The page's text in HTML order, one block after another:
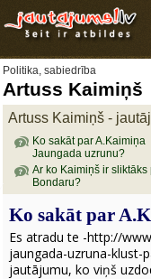
Politika, sabiedrība
Artuss Kaimiņš
Artuss Kaimiņš -
Ko sakāt par A.Kaimiņa
Jaungada uzrunu?
Ar ko Kaimiņš ir sliktāks
Bondaru?
Ko sakāt par
Es atradu te -http://
jaungada-uzruna-klust-
jautājumu, ko viņš